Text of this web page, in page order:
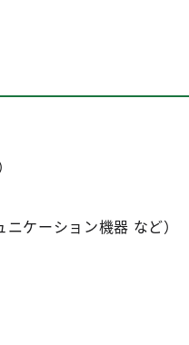
ケーション機器 など）